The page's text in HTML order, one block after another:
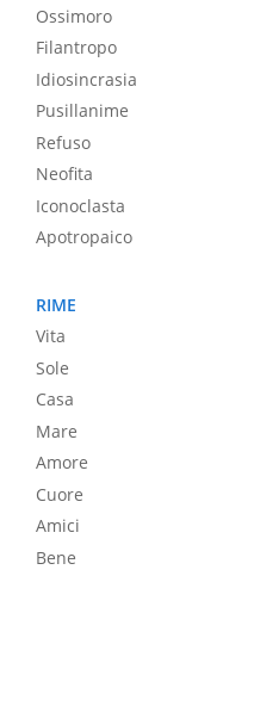
Ossimoro
Filantropo
Idiosincrasia
Pusillanime
Refuso
Neofita
Iconoclasta
Apotropaico
RIME
Vita
Sole
Casa
Mare
Amore
Cuore
Amici
Bene